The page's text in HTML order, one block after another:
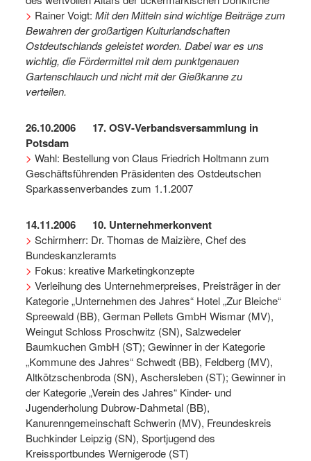
> Rainer Voigt: Mit den Mitteln sind wichtige Beiträge zum
Bewahren der großartigen Kulturlandschaften
Ostdeutschlands geleistet worden. Dabei war es uns
wichtig, die Fördermittel mit dem punktgenauen
Gartenschlauch und nicht mit der Gießkanne zu
verteilen.
26.10.2006 17. OSV-Verbandsversammlung in
Potsdam
> Wahl: Bestellung von Claus Friedrich Holtmann zum
Geschäftsführenden Präsidenten des Ostdeutschen
Sparkassenverbandes zum 1.1.2007
14.11.2006 10. Unternehmerkonvent
> Schirmherr: Dr. Thomas de Maizière, Chef des
Bundeskanzleramts
> Fokus: kreative Marketingkonzepte
> Verleihung des Unternehmerpreises, Preisträger in der
Kategorie „Unternehmen des Jahres“ Hotel „Zur Bleiche“
Spreewald (BB), German Pellets GmbH Wismar (MV),
Weingut Schloss Proschwitz (SN), Salzwedeler
Baumkuchen GmbH (ST); Gewinner in der Kategorie
„Kommune des Jahres“ Schwedt (BB), Feldberg (MV),
Altkötzschenbroda (SN), Aschersleben (ST); Gewinner in
der Kategorie „Verein des Jahres“ Kinder- und
Jugenderholung Dubrow-Dahmetal (BB),
Kanurenngemeinschaft Schwerin (MV), Freundeskreis
Buchkinder Leipzig (SN), Sportjugend des
Kreissportbundes Wernigerode (ST)